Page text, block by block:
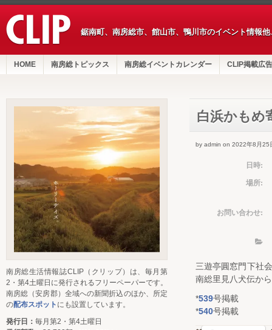
鋸南町、南房総市、館山市、鴨川市のイベント情報
HOME 南房総トピックス 南房総イベントカレンダー CLIP掲載広告
白浜かもめ
by admin on 2022年8月25
日時:
場所:
お問い合わせ:
三遊亭圓窓門下社
南総里見八犬伝か
*539号掲載
*540号掲載
南房総生活情報誌CLIP（クリップ）は、毎月第
2・第4土曜日に発行されるフリーペーパーです。
南房総（安房郡）全域への新聞折込のほか、所定
の配布スポット にも設置しています。
発行日： 毎月第2・第4土曜日